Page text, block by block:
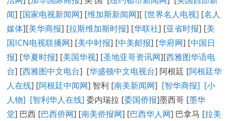
闻] [国家电视新闻网] [维加斯新闻网][ [世界名人电视] [名人
媒体][美华商报] [拉斯维加斯时报] [华联社] [亚省时报] [美
国ICN电视联播网] [美中时报] [中美邮报] [华府网] [中国日
报] [华夏时报] [美国华视] [圣地亚哥资讯网][西雅图华语电
台] [西雅图中文电台] [华盛顿中文电视台] 阿根廷 [阿根廷华
人在线] [阿根廷中闻网] 智利 [南美新闻网] [智华商报] [小
人物] [智利华人在线] 委内瑞拉 [委国侨报]墨西哥 [墨华
堂] 巴西 [巴西侨网] [南美侨报网] [巴西华人网] 巴拿马 [拉美